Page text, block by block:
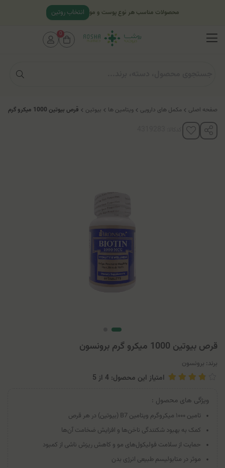
صفحه اصلی مکمل های دارویی ویتامین ها بیوتین قرص بیوتین 1000 میکرو گرم برونسون
قرص بیوتین 1000 میکرو گرم برونسون
برند: برونسون
امتیاز این محصول: 4 از 5
ویژگی های محصول :
تامین ۱۰۰۰ میکروگرم ویتامین B7 (بیوتین) در هر قرص
کمک به بهبود شکنندگی ناخن‌ها و افزایش ضخامت آن‌ها
حمایت از سلامت فولیکول‌های مو و کاهش ریزش ناشی از کمبود
موثر در متابولیسم طبیعی انرژی بدن
محصولات مناسب هر نوع پوست و مو انتخاب روتین
0